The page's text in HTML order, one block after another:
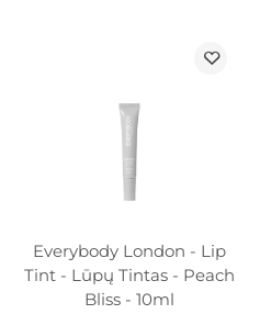
Everybody London - Lip
Tint - Lūpų Tintas - Peach
Bliss - 10ml